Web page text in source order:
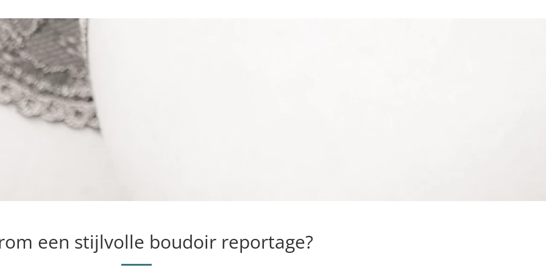
een stijlvolle boudoir reportage?